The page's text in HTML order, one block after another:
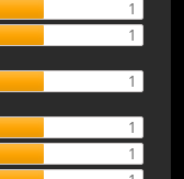
1
1
1
1
1